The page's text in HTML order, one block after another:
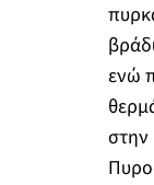
ενώ
στην